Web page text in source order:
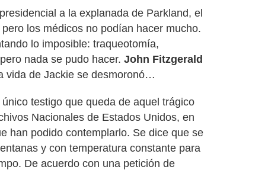
a la explanada de Parkland, el
los médicos no podían hacer mucho.
lo imposible: traqueotomía,
nada se pudo hacer. John Fitzgerald
vida de Jackie se desmoronó…
testigo que queda de aquel trágico
Nacionales de Estados Unidos, en
han podido contemplarlo. Se dice que se
y con temperatura constante para
De acuerdo con una petición de